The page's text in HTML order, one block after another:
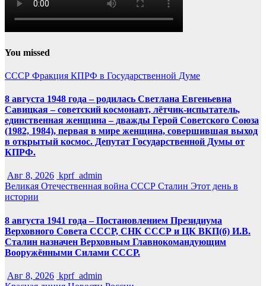
You missed
СССР Фракция КПРФ в Государственной Думе
8 августа 1948 года – родилась Светлана Евгеньевна
Савицкая – советский космонавт, лётчик-испытатель,
единственная женщина – дважды Герой Советского Союза
(1982, 1984), первая в мире женщина, совершившая выход
в открытый космос. Депутат Государственной Думы от
КПРФ.
Авг 8, 2026 kprf_admin
Великая Отечественная война СССР Сталин Этот день в
истории
8 августа 1941 года – Постановлением Президиума
Верховного Совета СССР, СНК СССР и ЦК ВКП(б) И.В.
Сталин назначен Верховным Главнокомандующим
Вооружёнными Силами СССР.
Авг 8, 2026 kprf_admin